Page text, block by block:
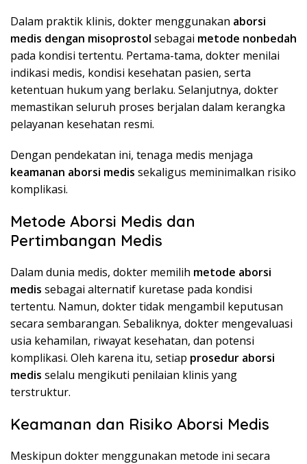
Dalam praktik klinis, dokter menggunakan aborsi
medis dengan misoprostol sebagai metode nonbedah
pada kondisi tertentu. Pertama-tama, dokter menilai
indikasi medis, kondisi kesehatan pasien, serta
ketentuan hukum yang berlaku. Selanjutnya, dokter
memastikan seluruh proses berjalan dalam kerangka
pelayanan kesehatan resmi.
Dengan pendekatan ini, tenaga medis menjaga
keamanan aborsi medis sekaligus meminimalkan risiko
komplikasi.
Metode Aborsi Medis dan
Pertimbangan Medis
Dalam dunia medis, dokter memilih metode aborsi
medis sebagai alternatif kuretase pada kondisi
tertentu. Namun, dokter tidak mengambil keputusan
secara sembarangan. Sebaliknya, dokter mengevaluasi
usia kehamilan, riwayat kesehatan, dan potensi
komplikasi. Oleh karena itu, setiap prosedur aborsi
medis selalu mengikuti penilaian klinis yang
terstruktur.
Keamanan dan Risiko Aborsi Medis
Meskipun dokter menggunakan metode ini secara